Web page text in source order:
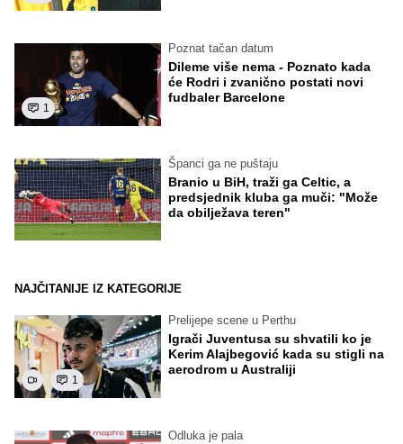
1
Poznat tačan datum
Dileme više nema - Poznato kada
će Rodri i zvanično postati novi
fudbaler Barcelone
Španci ga ne puštaju
Branio u BiH, traži ga Celtic, a
predsjednik kluba ga muči: "Može
da obilježava teren"
NAJČITANIJE IZ KATEGORIJE
1
Prelijepe scene u Perthu
Igrači Juventusa su shvatili ko je
Kerim Alajbegović kada su stigli na
aerodrom u Australiji
Odluka je pala